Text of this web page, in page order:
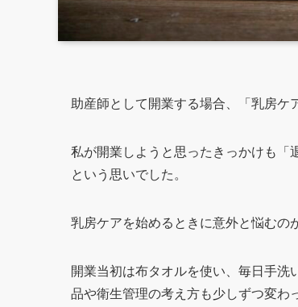
助産師として開業する場合、「乳房ケ
私が開業しようと思ったきっかけも「
という思いでした。
乳房ケアを始めるときに意外と悩むの
開業当初は布タオルを使い、毎日手
品や衛生管理の考え方も少しずつ変わ